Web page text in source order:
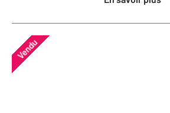
Vendu